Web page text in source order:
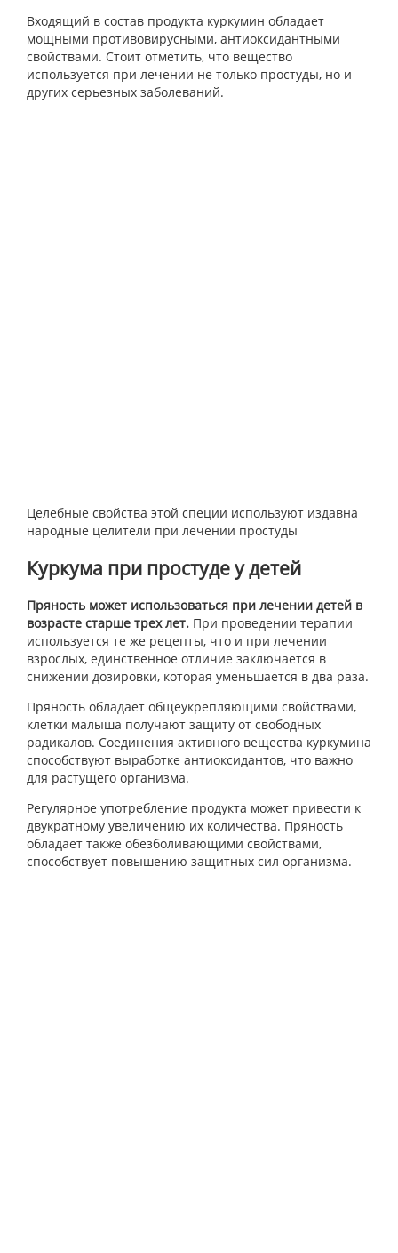
Входящий в состав продукта куркумин обладает
мощными противовирусными, антиоксидантными
свойствами. Стоит отметить, что вещество
используется при лечении не только простуды, но и
других серьезных заболеваний.
Целебные свойства этой специи используют издавна
народные целители при лечении простуды
Куркума при простуде у детей
Пряность может использоваться при лечении детей в
возрасте старше трех лет. При проведении терапии
используется те же рецепты, что и при лечении
взрослых, единственное отличие заключается в
снижении дозировки, которая уменьшается в два раза.
Пряность обладает общеукрепляющими свойствами,
клетки малыша получают защиту от свободных
радикалов. Соединения активного вещества куркумина
способствуют выработке антиоксидантов, что важно
для растущего организма.
Регулярное употребление продукта может привести к
двукратному увеличению их количества. Пряность
обладает также обезболивающими свойствами,
способствует повышению защитных сил организма.